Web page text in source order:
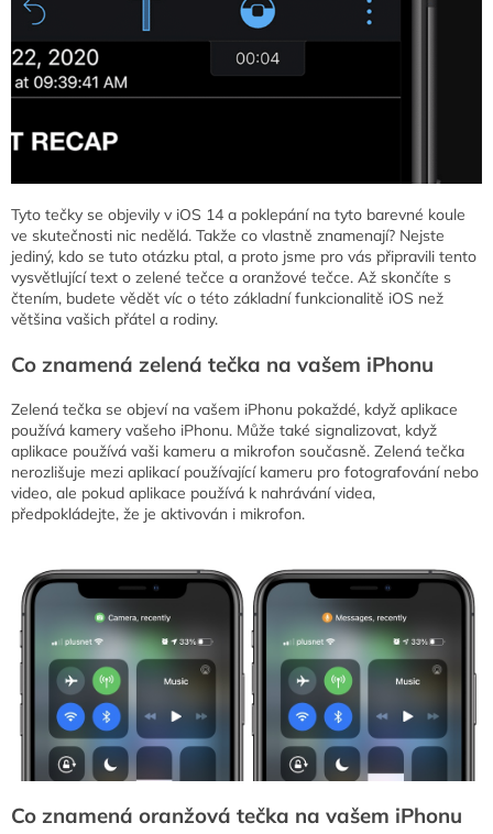
Tyto tečky se objevily v iOS 14 a poklepání na tyto barevné koule
ve skutečnosti nic nedělá. Takže co vlastně znamenají? Nejste
jediný, kdo se tuto otázku ptal, a proto jsme pro vás připravili tento
vysvětlující text o zelené tečce a oranžové tečce. Až skončíte s
čtením, budete vědět víc o této základní funkcionalitě iOS než
většina vašich přátel a rodiny.
Co znamená zelená tečka na vašem iPhonu
Zelená tečka se objeví na vašem iPhonu pokaždé, když aplikace
používá kamery vašeho iPhonu. Může také signalizovat, když
aplikace používá vaši kameru a mikrofon současně. Zelená tečka
nerozlišuje mezi aplikací používající kameru pro fotografování nebo
video, ale pokud aplikace používá k nahrávání videa,
předpokládejte, že je aktivován i mikrofon.
Co znamená oranžová tečka na vašem iPhonu